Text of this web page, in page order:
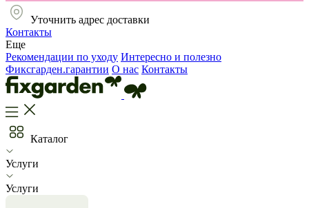
Уточнить адрес доставки
Контакты
Еще
Рекомендации по уходу Интересно и полезно
Фиксгарден.гарантии О нас Контакты
Каталог
Услуги
Услуги